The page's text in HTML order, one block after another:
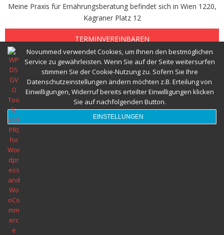
Abnehmspritze und Ernährungsberatung
Herzgesund Essen und Trinken
Meine Praxis für Ernährungsberatung befindet sich in Wien 1220,
Kagraner Platz 12
TERMINVEREINBAREN
Ernährungsberatung Wien © 2022 Alle Rechte vorbehalten novumMED
Novummed verwendet Cookies, um Ihnen den bestmöglichen
Service zu gewährleisten. Wenn Sie auf der Seite weitersurfen
stimmen Sie der Cookie-Nutzung zu. Sofern Sie Ihre
Datenschutzeinstellungen ändern möchten z.B. Erteilung von
Einwilligungen, Widerruf bereits erteilter Einwilligungen klicken
Sie auf nachfolgenden Button.
EINSTELLUNGEN